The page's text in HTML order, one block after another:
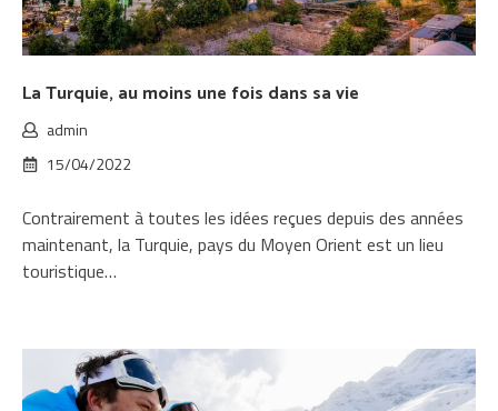
La Turquie, au moins une fois dans sa vie
admin
15/04/2022
Contrairement à toutes les idées reçues depuis des années
maintenant, la Turquie, pays du Moyen Orient est un lieu
touristique…